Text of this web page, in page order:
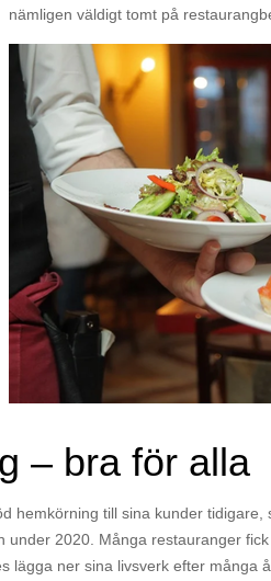
nämligen väldigt tomt på
– bra för alla
hemkörning till sina kunder
under 2020. Många restauranger
lägga ner sina livsverk efter många